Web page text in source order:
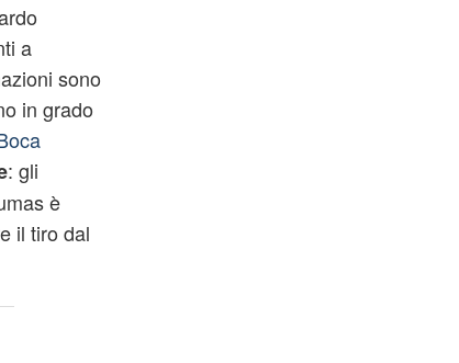
a
sono
in grado
: gli
è
il tiro dal